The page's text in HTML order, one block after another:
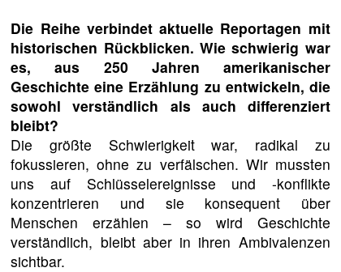
Die Reihe verbindet aktuelle Reportagen mit
historischen Rückblicken. Wie schwierig war
es, aus 250 Jahren amerikanischer
Geschichte eine Erzählung zu entwickeln, die
sowohl verständlich als auch differenziert
bleibt?
Die größte Schwierigkeit war, radikal zu
fokussieren, ohne zu verfälschen. Wir mussten
uns auf Schlüsselereignisse und -konflikte
konzentrieren und sie konsequent über
Menschen erzählen – so wird Geschichte
verständlich, bleibt aber in ihren Ambivalenzen
sichtbar.